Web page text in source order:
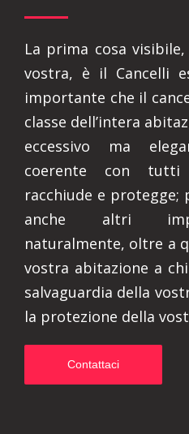
La prima cosa
vostra, è il Cancelli
importante che il
classe dell’intera
eccessivo ma
coerente con
racchiude e protegge;
anche altri
naturalmente, oltre a
vostra abitazione a
salvaguardia della
la protezione della
Contattaci